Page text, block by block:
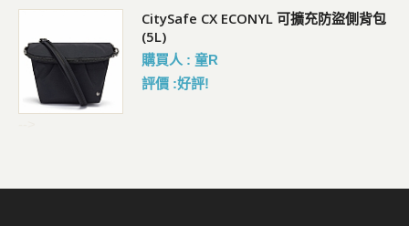
CitySafe CX ECONYL 可擴充防盜側背包
(5L)
購買人 : 童R
評價 :好評!